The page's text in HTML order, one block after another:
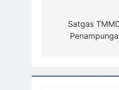
posSatgas